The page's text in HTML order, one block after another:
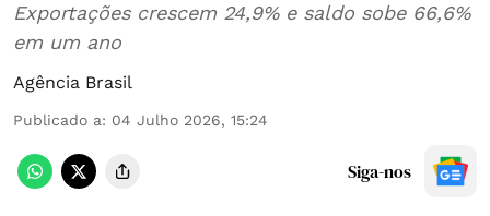
Exportações crescem 24,9% e saldo sobe 66,6%
em um ano
Agência Brasil
Publicado a: 04 Julho 2026, 15:24
Siga-nos